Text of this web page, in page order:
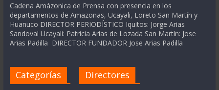
Cadena Amázonica de Prensa con presencia en los
departamentos de Amazonas, Ucayali, Loreto San Martín y
Huanuco DIRECTOR PERIODÍSTICO Iquitos: Jorge Arias
Sandoval Ucayali: Patricia Arias de Lozada San Martín: Jose
Arias Padilla DIRECTOR FUNDADOR Jose Arias Padilla
Categorías Directores